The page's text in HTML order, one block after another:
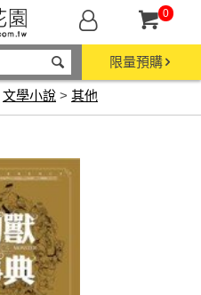
0
限量預購
文學小說 > 其他